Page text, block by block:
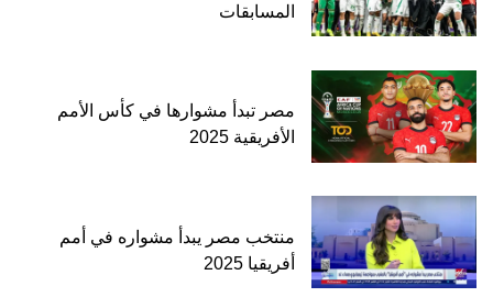
المسابقات
مصر تبدأ مشوارها في كأس الأمم
الأفريقية 2025
منتخب مصر يبدأ مشواره في أمم
أفريقيا 2025